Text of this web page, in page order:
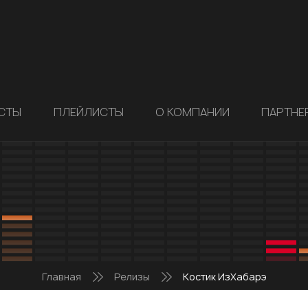
ПЛЕЙЛИСТЫ О КОМПАНИИ
Главная Релизы Костик ИзХабарэ